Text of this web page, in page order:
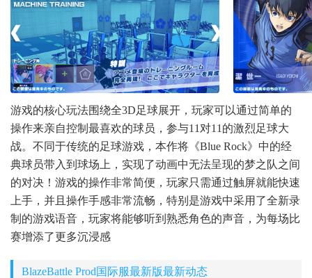
游戏的核心玩法围绕全3D足球展开，玩家可以通过简单的
操作来亲自控制最喜欢的球员，参与11对11的激烈足球大
战。不同于传统的足球游戏，本作将《Blue Rock》中的经
典球员带入到球场上，实现了动画中无法呈现的梦之队之间
的对决！游戏的操作非常简便，玩家只需通过触屏就能快速
上手，并且操作手感非常流畅，特别是游戏中采用了全新录
制的游戏语音，玩家将能够听到熟悉角色的声音，为每场比
赛增添了更多沉浸感
BlazeBattle Prod国际服最新版最新动态